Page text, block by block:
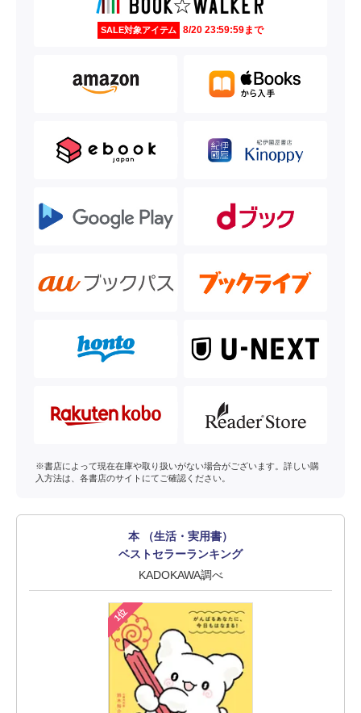
SALE対象アイテム 8/20 23:59:59まで
※書店によって現在在庫や取り扱いがない場合がございます。詳しい購
入方法は、各書店のサイトにてご確認ください。
本 （生活・実用書）
ベストセラーランキング
KADOKAWA調べ
1位